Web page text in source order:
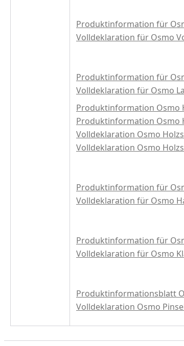
Produktinformation für
Volldeklaration für Osmo
Produktinformation für
Volldeklaration für Osmo
Produktinformation Osmo
Produktinformation Osmo
Volldeklaration Osmo
Volldeklaration Osmo
Produktinformation für
Volldeklaration für Osmo
Produktinformation für
Volldeklaration für Osmo
Produktinformationsblatt
Volldeklaration Osmo